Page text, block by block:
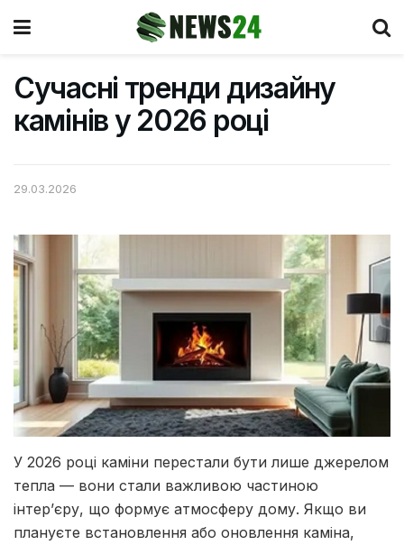
Сучасні тренди дизайну
камінів у 2026 році
29.03.2026
У 2026 році каміни перестали бути лише джерелом
тепла — вони стали важливою частиною
інтер’єру, що формує атмосферу дому. Якщо ви
плануєте встановлення або оновлення каміна,